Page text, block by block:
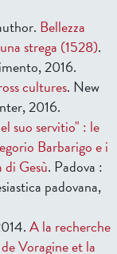
Bellezza
strega (1528).
2016.
cultures. New
2016.
suo servitio" : le
Barbarigo e i
Gesù. Padova :
padovana,
A la recherche
Voragine et la